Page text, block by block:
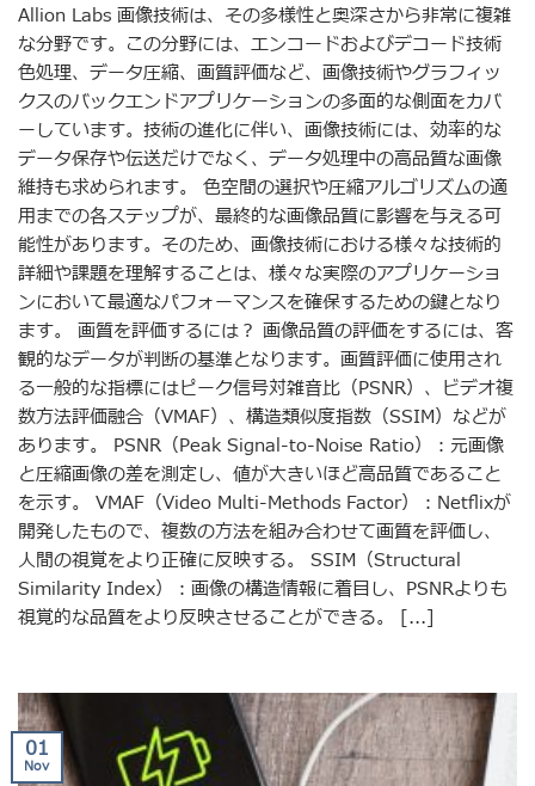
Allion Labs 画像技術は、その多様性と奥深さから非常に複雑
な分野です。この分野には、エンコードおよびデコード技術
色処理、データ圧縮、画質評価など、画像技術やグラフィッ
クスのバックエンドアプリケーションの多面的な側面をカバ
ーしています。技術の進化に伴い、画像技術には、効率的な
データ保存や伝送だけでなく、データ処理中の高品質な画像
維持も求められます。 色空間の選択や圧縮アルゴリズムの適
用までの各ステップが、最終的な画像品質に影響を与える可
能性があります。そのため、画像技術における様々な技術的
詳細や課題を理解することは、様々な実際のアプリケーショ
ンにおいて最適なパフォーマンスを確保するための鍵となり
ます。 画質を評価するには？ 画像品質の評価をするには、客
観的なデータが判断の基準となります。画質評価に使用され
る一般的な指標にはピーク信号対雑音比（PSNR）、ビデオ複
数方法評価融合（VMAF）、構造類似度指数（SSIM）などが
あります。 PSNR（Peak Signal-to-Noise Ratio）：元画像
と圧縮画像の差を測定し、値が大きいほど高品質であること
を示す。 VMAF（Video Multi-Methods Factor）：Netflixが
開発したもので、複数の方法を組み合わせて画質を評価し、
人間の視覚をより正確に反映する。 SSIM（Structural
Similarity Index）：画像の構造情報に着目し、PSNRよりも
視覚的な品質をより反映させることができる。 [...]
01
Nov